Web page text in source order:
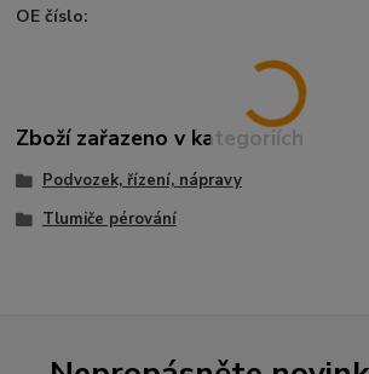
OE číslo:
Zboží zařazeno v kategoriích
Podvozek, řízení, nápravy
Tlumiče pérování